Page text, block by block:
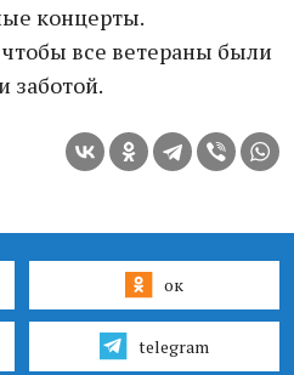
концерты.
все ветераны были
заботой.
ок
telegram